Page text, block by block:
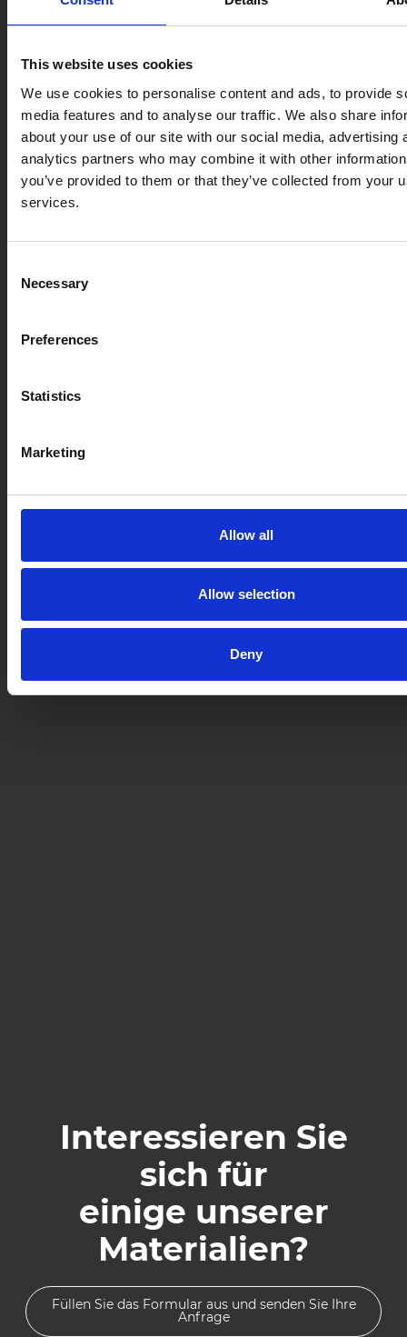
This website uses cookies
We use cookies to personalise content and ads, to provide
media features and to analyse our traffic. We also share
about your use of our site with our social media, advertising
analytics partners who may combine it with other
you’ve provided to them or that they’ve collected from your
services.
Selection
Necessary
Preferences
Statistics
Marketing
Allow all
Allow selection
Deny
Interessieren Sie
sich für
einige unserer
Materialien?
Füllen Sie das Formular aus und senden Sie Ihre
Anfrage